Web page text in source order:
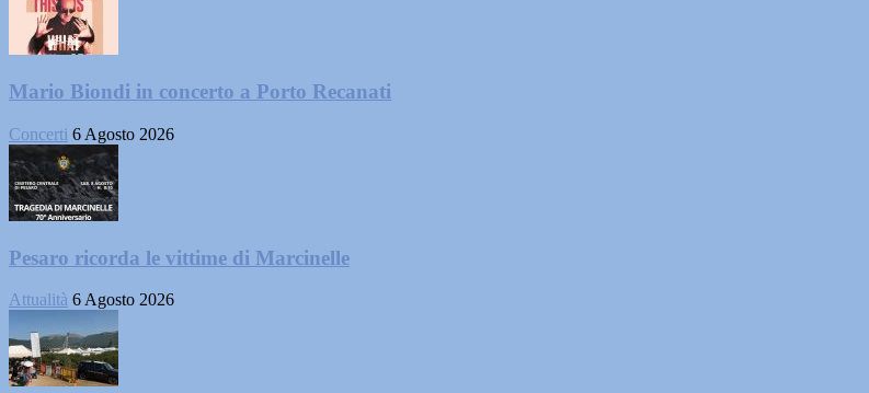
Mario Biondi in concerto a Porto Recanati
Concerti 6 Agosto 2026
Pesaro ricorda le vittime di Marcinelle
Attualità 6 Agosto 2026